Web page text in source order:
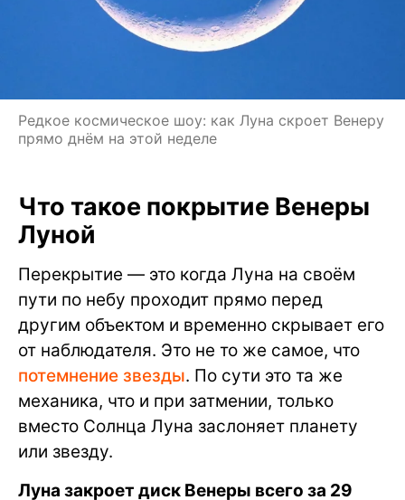
Редкое космическое шоу: как Луна скроет Венеру
прямо днём на этой неделе
Что такое покрытие Венеры
Луной
Перекрытие — это когда Луна на своём
пути по небу проходит прямо перед
другим объектом и временно скрывает его
от наблюдателя. Это не то же самое, что
потемнение звезды. По сути это та же
механика, что и при затмении, только
вместо Солнца Луна заслоняет планету
или звезду.
Луна закроет диск Венеры всего за 29